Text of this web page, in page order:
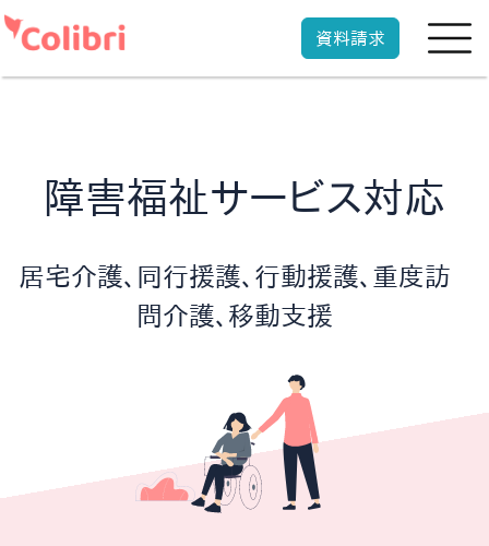
資料請求
障害福祉サービス対応
居宅介護、同行援護、行動援護、重度訪
問介護、移動支援